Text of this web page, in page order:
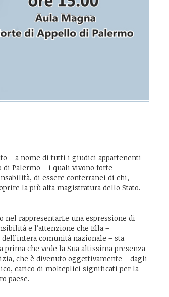
– a nome di tutti i giudici appartenenti
Palermo – i quali vivono forte
di essere conterranei di chi,
la più alta magistratura dello Stato.
rappresentarLe una espressione di
e l’attenzione che Ella –
comunità nazionale – sta
che vede la Sua altissima presenza
che è divenuto oggettivamente – dagli
carico di molteplici significati per la
paese.